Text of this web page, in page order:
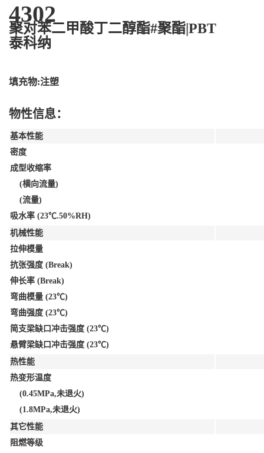
4302
聚对苯二甲酸丁二醇酯#聚酯|PBT
泰科纳
填充物:注塑
物性信息：
基本性能
密度
成型收缩率
(横向流量)
(流量)
吸水率 (23℃.50%RH)
机械性能
拉伸模量
抗张强度 (Break)
伸长率 (Break)
弯曲模量 (23℃)
弯曲强度 (23℃)
简支梁缺口冲击强度 (23℃)
悬臂梁缺口冲击强度 (23℃)
热性能
热变形温度
(0.45MPa,未退火)
(1.8MPa,未退火)
其它性能
阻燃等级